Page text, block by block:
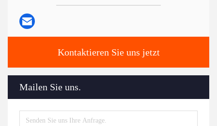
Kontaktieren Sie uns jetzt
Mailen Sie uns.